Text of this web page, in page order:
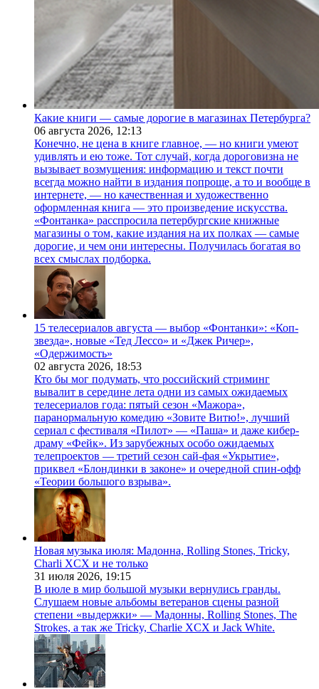
Какие книги — самые дорогие в магазинах Петербурга?
06 августа 2026, 12:13
Конечно, не цена в книге главное, — но книги умеют
удивлять и ею тоже. Тот случай, когда дороговизна не
вызывает возмущения: информацию и текст почти
всегда можно найти в издания попроще, а то и вообще в
интернете, — но качественная и художественно
оформленная книга — это произведение искусства.
«Фонтанка» расспросила петербургские книжные
магазины о том, какие издания на их полках — самые
дорогие, и чем они интересны. Получилась богатая во
всех смыслах подборка.
15 телесериалов августа — выбор «Фонтанки»: «Коп-
звезда», новые «Тед Лессо» и «Джек Ричер»,
«Одержимость»
02 августа 2026, 18:53
Кто бы мог подумать, что российский стриминг
вывалит в середине лета одни из самых ожидаемых
телесериалов года: пятый сезон «Мажора»,
паранормальную комедию «Зовите Витю!», лучший
сериал с фестиваля «Пилот» — «Паша» и даже кибер-
драму «Фейк». Из зарубежных особо ожидаемых
телепроектов — третий сезон сай-фая «Укрытие»,
приквел «Блондинки в законе» и очередной спин-офф
«Теории большого взрыва».
Новая музыка июля: Мадонна, Rolling Stones, Tricky,
Charli XCX и не только
31 июля 2026, 19:15
В июле в мир большой музыки вернулись гранды.
Слушаем новые альбомы ветеранов сцены разной
степени «выдержки» — Мадонны, Rolling Stones, The
Strokes, а так же Tricky, Charlie XCX и Jack White.